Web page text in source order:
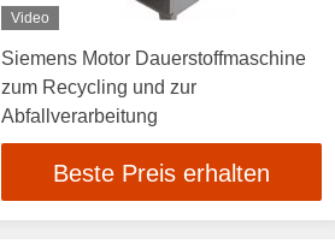
Video
Siemens Motor Dauerstoffmaschine
zum Recycling und zur
Abfallverarbeitung
Beste Preis erhalten